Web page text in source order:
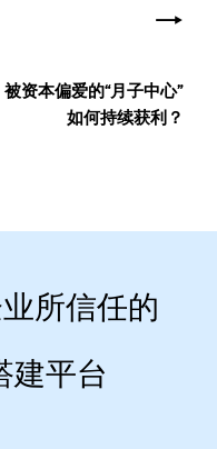
被资本偏爱的“月子中心”
如何持续获利？
所信任的
建平台